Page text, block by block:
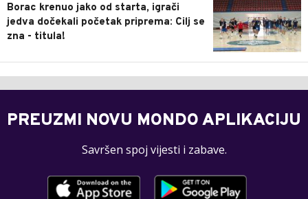
Borac krenuo jako od starta, igrači
jedva dočekali početak priprema: Cilj se
zna - titula!
PREUZMI NOVU MONDO APLIKACIJU
Savršen spoj vijesti i zabave.